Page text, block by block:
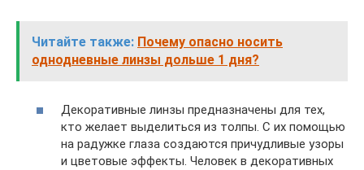
Читайте также: Почему опасно носить
однодневные линзы дольше 1 дня?
Декоративные линзы предназначены для тех,
кто желает выделиться из толпы. С их помощью
на радужке глаза создаются причудливые узоры
и цветовые эффекты. Человек в декоративных